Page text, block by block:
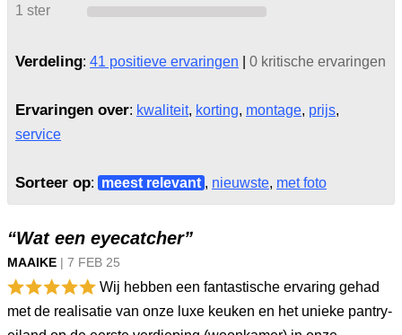
1 ster
Verdeling: 41 positieve ervaringen 0 kritische ervaringen
Ervaringen over: kwaliteit, korting, montage, prijs,
service
Sorteer op: meest relevant , nieuwste, met foto
“Wat een eyecatcher”
MAAIKE | 7 FEB 25
Wij hebben een fantastische ervaring gehad
met de realisatie van onze luxe keuken en het unieke pantry-